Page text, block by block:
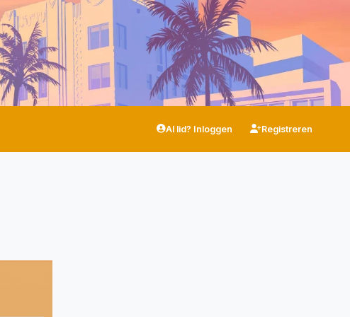
Al lid? Inloggen Registreren